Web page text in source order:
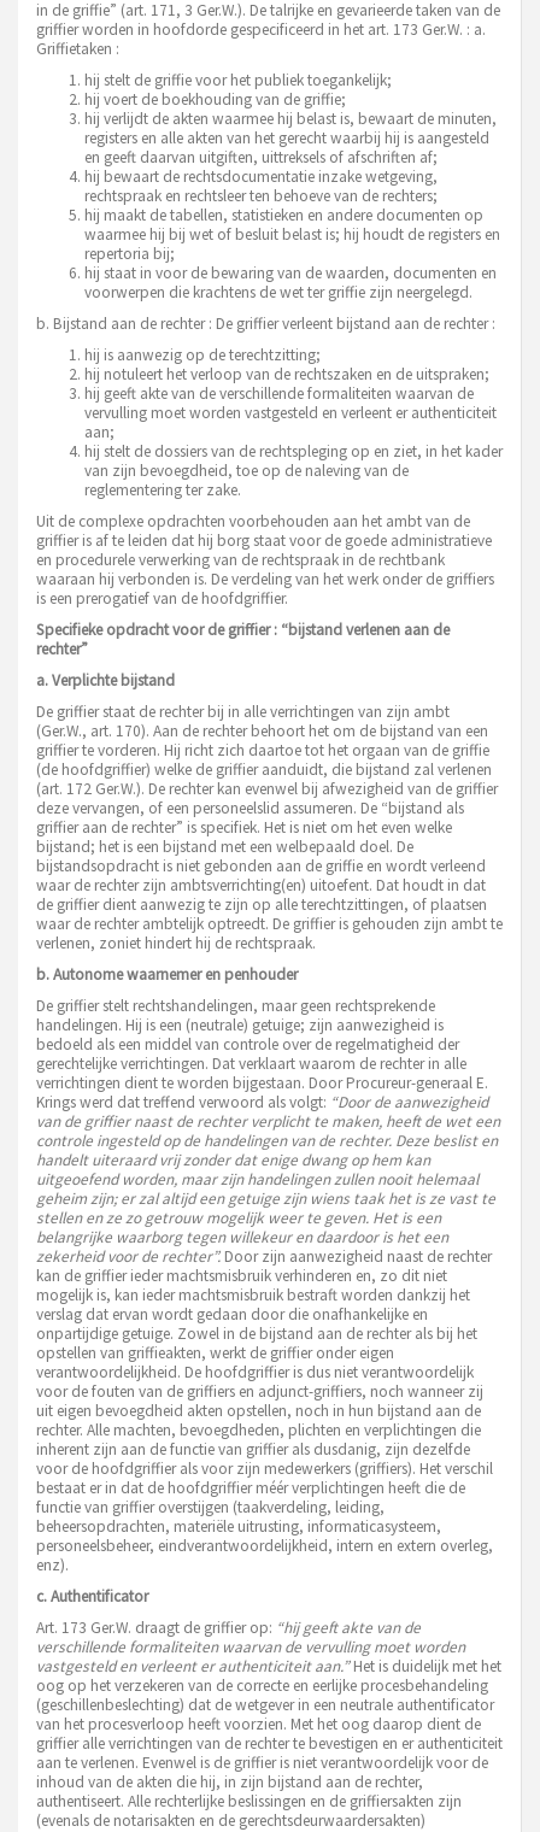
in de griffie” (art. 171, 3 Ger.W.). De talrijke en gevarieerde taken van de
griffier worden in hoofdorde gespecificeerd in het art. 173 Ger.W. : a.
Griffietaken :
hij stelt de griffie voor het publiek toegankelijk;
hij voert de boekhouding van de griffie;
hij verlijdt de akten waarmee hij belast is, bewaart de minuten,
registers en alle akten van het gerecht waarbij hij is aangesteld
en geeft daarvan uitgiften, uittreksels of afschriften af;
hij bewaart de rechtsdocumentatie inzake wetgeving,
rechtspraak en rechtsleer ten behoeve van de rechters;
hij maakt de tabellen, statistieken en andere documenten op
waarmee hij bij wet of besluit belast is; hij houdt de registers en
repertoria bij;
hij staat in voor de bewaring van de waarden, documenten en
voorwerpen die krachtens de wet ter griffie zijn neergelegd.
b. Bijstand aan de rechter : De griffier verleent bijstand aan de rechter :
hij is aanwezig op de terechtzitting;
hij notuleert het verloop van de rechtszaken en de uitspraken;
hij geeft akte van de verschillende formaliteiten waarvan de
vervulling moet worden vastgesteld en verleent er authenticiteit
aan;
hij stelt de dossiers van de rechtspleging op en ziet, in het kader
van zijn bevoegdheid, toe op de naleving van de
reglementering ter zake.
Uit de complexe opdrachten voorbehouden aan het ambt van de
griffier is af te leiden dat hij borg staat voor de goede administratieve
en procedurele verwerking van de rechtspraak in de rechtbank
waaraan hij verbonden is. De verdeling van het werk onder de griffiers
is een prerogatief van de hoofdgriffier.
Specifieke opdracht voor de griffier : “bijstand verlenen aan de
rechter”
a. Verplichte bijstand
De griffier staat de rechter bij in alle verrichtingen van zijn ambt
(Ger.W., art. 170). Aan de rechter behoort het om de bijstand van een
griffier te vorderen. Hij richt zich daartoe tot het orgaan van de griffie
(de hoofdgriffier) welke de griffier aanduidt, die bijstand zal verlenen
(art. 172 Ger.W.). De rechter kan evenwel bij afwezigheid van de griffier
deze vervangen, of een personeelslid assumeren. De “bijstand als
griffier aan de rechter” is specifiek. Het is niet om het even welke
bijstand; het is een bijstand met een welbepaald doel. De
bijstandsopdracht is niet gebonden aan de griffie en wordt verleend
waar de rechter zijn ambtsverrichting(en) uitoefent. Dat houdt in dat
de griffier dient aanwezig te zijn op alle terechtzittingen, of plaatsen
waar de rechter ambtelijk optreedt. De griffier is gehouden zijn ambt te
verlenen, zoniet hindert hij de rechtspraak.
b. Autonome waarnemer en penhouder
De griffier stelt rechtshandelingen, maar geen rechtsprekende
handelingen. Hij is een (neutrale) getuige; zijn aanwezigheid is
bedoeld als een middel van controle over de regelmatigheid der
gerechtelijke verrichtingen. Dat verklaart waarom de rechter in alle
verrichtingen dient te worden bijgestaan. Door Procureur-generaal E.
Krings werd dat treffend verwoord als volgt: “Door de aanwezigheid
van de griffier naast de rechter verplicht te maken, heeft de wet een
controle ingesteld op de handelingen van de rechter. Deze beslist en
handelt uiteraard vrij zonder dat enige dwang op hem kan
uitgeoefend worden, maar zijn handelingen zullen nooit helemaal
geheim zijn; er zal altijd een getuige zijn wiens taak het is ze vast te
stellen en ze zo getrouw mogelijk weer te geven. Het is een
belangrijke waarborg tegen willekeur en daardoor is het een
zekerheid voor de rechter”. Door zijn aanwezigheid naast de rechter
kan de griffier ieder machtsmisbruik verhinderen en, zo dit niet
mogelijk is, kan ieder machtsmisbruik bestraft worden dankzij het
verslag dat ervan wordt gedaan door die onafhankelijke en
onpartijdige getuige. Zowel in de bijstand aan de rechter als bij het
opstellen van griffieakten, werkt de griffier onder eigen
verantwoordelijkheid. De hoofdgriffier is dus niet verantwoordelijk
voor de fouten van de griffiers en adjunct-griffiers, noch wanneer zij
uit eigen bevoegdheid akten opstellen, noch in hun bijstand aan de
rechter. Alle machten, bevoegdheden, plichten en verplichtingen die
inherent zijn aan de functie van griffier als dusdanig, zijn dezelfde
voor de hoofdgriffier als voor zijn medewerkers (griffiers). Het verschil
bestaat er in dat de hoofdgriffier méér verplichtingen heeft die de
functie van griffier overstijgen (taakverdeling, leiding,
beheersopdrachten, materiële uitrusting, informaticasysteem,
personeelsbeheer, eindverantwoordelijkheid, intern en extern overleg,
enz).
c. Authentificator
Art. 173 Ger.W. draagt de griffier op: “hij geeft akte van de
verschillende formaliteiten waarvan de vervulling moet worden
vastgesteld en verleent er authenticiteit aan.”Het is duidelijk met het
oog op het verzekeren van de correcte en eerlijke procesbehandeling
(geschillenbeslechting) dat de wetgever in een neutrale authentificator
van het procesverloop heeft voorzien. Met het oog daarop dient de
griffier alle verrichtingen van de rechter te bevestigen en er authenticiteit
aan te verlenen. Evenwel is de griffier is niet verantwoordelijk voor de
inhoud van de akten die hij, in zijn bijstand aan de rechter,
authentiseert. Alle rechterlijke beslissingen en de griffiersakten zijn
(evenals de notarisakten en de gerechtsdeurwaardersakten)